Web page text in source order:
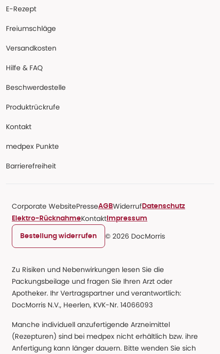
E-Rezept
Freiumschläge
Versandkosten
Hilfe & FAQ
Beschwerdestelle
Produktrückrufe
Kontakt
medpex Punkte
Barrierefreiheit
Corporate WebsitePresseAGBWiderruf Datenschutz
Elektro-RücknahmeKontakt Impressum
Bestellung widerrufen © 2026 DocMorris
Zu Risiken und Nebenwirkungen lesen Sie die
Packungsbeilage und fragen Sie Ihren Arzt oder
Apotheker. Ihr Vertragspartner und verantwortlich:
DocMorris N.V., Heerlen, KVK-Nr. 14066093
Manche individuell anzufertigende Arzneimittel
(Rezepturen) sind bei medpex nicht erhältlich bzw. ihre
Anfertigung kann länger dauern. Bitte wenden Sie sich